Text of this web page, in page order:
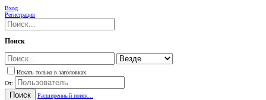
Вход
Регистрация
Поиск
Искать только в заголовках
От:
Поиск Расширенный поиск...